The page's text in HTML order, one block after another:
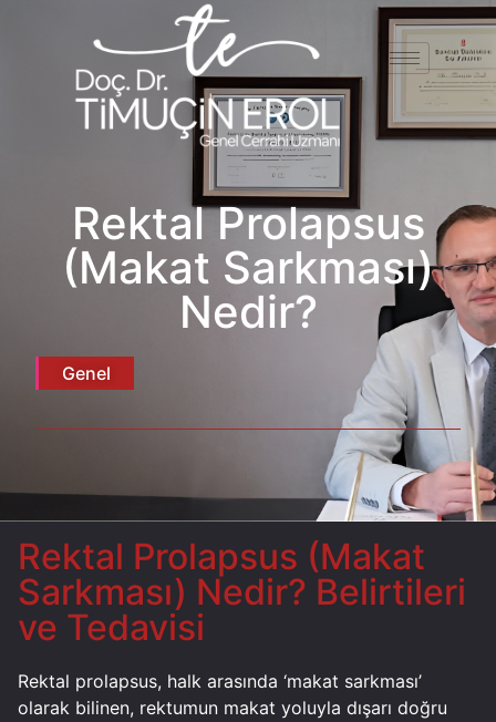
Rektal Prolapsus
(Makat Sarkması)
Nedir?
Genel
Rektal Prolapsus (Makat
Sarkması) Nedir? Belirtileri
ve Tedavisi
Rektal prolapsus, halk arasında ‘makat sarkması’
olarak bilinen, rektumun makat yoluyla dışarı doğru